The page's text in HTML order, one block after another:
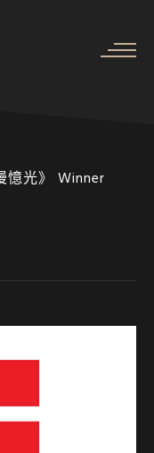
憶光》 Winner